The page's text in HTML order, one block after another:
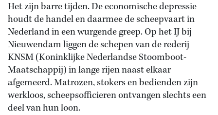
Het zijn barre tijden. De economische depressie
houdt de handel en daarmee de scheepvaart in
Nederland in een wurgende greep. Op het IJ bij
Nieuwendam liggen de schepen van de rederij
KNSM (Koninklijke Nederlandse Stoomboot-
Maatschappij) in lange rijen naast elkaar
afgemeerd. Matrozen, stokers en bedienden zijn
werkloos, scheepsofficieren ontvangen slechts een
deel van hun loon.